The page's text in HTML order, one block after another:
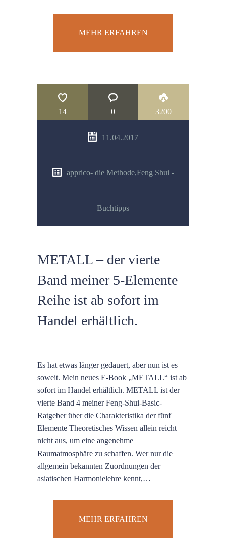
MEHR ERFAHREN
14 0 3200
11.04.2017
apprico- die Methode,Feng Shui -
Buchtipps
METALL – der vierte
Band meiner 5-Elemente
Reihe ist ab sofort im
Handel erhältlich.
Es hat etwas länger gedauert, aber nun ist es
soweit. Mein neues E-Book „METALL“ ist ab
sofort im Handel erhältlich. METALL ist der
vierte Band 4 meiner Feng-Shui-Basic-
Ratgeber über die Charakteristika der fünf
Elemente Theoretisches Wissen allein reicht
nicht aus, um eine angenehme
Raumatmosphäre zu schaffen. Wer nur die
allgemein bekannten Zuordnungen der
asiatischen Harmonielehre kennt,…
MEHR ERFAHREN